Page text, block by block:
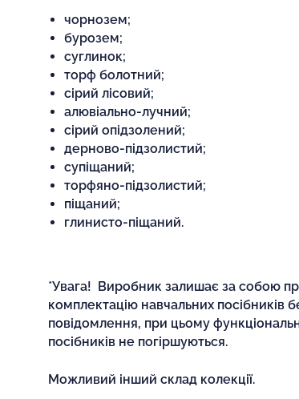
чорнозем;
бурозем;
суглинок;
торф болотний;
сірий лісовий;
алювіально-лучний;
сірий опідзолений;
дерново-підзолистий;
супіщаний;
торфяно-підзолистий;
піщаний;
глинисто-піщаний.
*Увага! Виробник залишає за собою
комплектацію навчальних посібників
повідомлення, при цьому
посібників не погіршуються.
Можливий інший склад колекції.